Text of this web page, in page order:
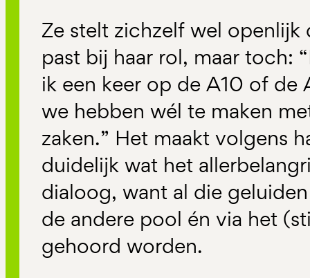
Ze stelt zichzelf wel
past bij haar rol, maar toch:
ik een keer op de A10 of de
we hebben wél te maken
zaken.” Het maakt volgens
duidelijk wat het
dialoog, want al die
de andere pool én via het
gehoord worden.